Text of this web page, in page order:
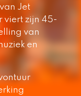
Jet
viert zijn 45-
van
en